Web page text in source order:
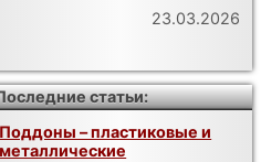
23.03.2026
статьи:
Поддоны – пластиковые и
металлические